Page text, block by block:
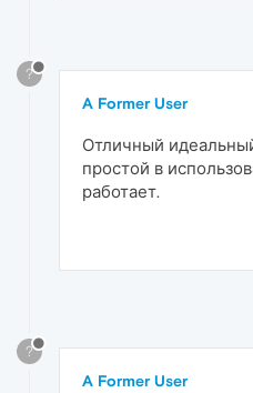
?
A Former User
Отличный
простой в
работает.
?
A Former User